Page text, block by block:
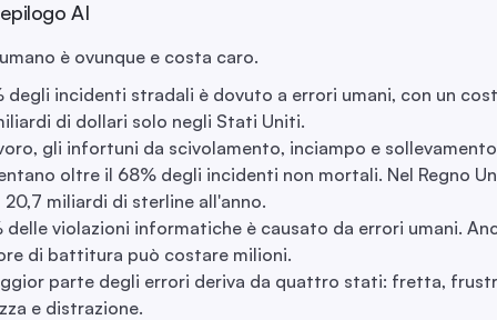
AI
è ovunque e costa caro.
degli incidenti stradali è dovuto a errori umani, con un
di dollari solo negli Stati Uniti.
gli infortuni da scivolamento, inciampo e sollevamento
oltre il 68% degli incidenti non mortali. Nel Regno
miliardi di sterline all'anno.
delle violazioni informatiche è causato da errori umani.
di battitura può costare milioni.
parte degli errori deriva da quattro stati: fretta,
e distrazione.